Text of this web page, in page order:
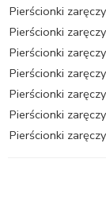
Pierścionki
Pierścionki
Pierścionki
Pierścionki
Pierścionki
Pierścionki
Pierścionki